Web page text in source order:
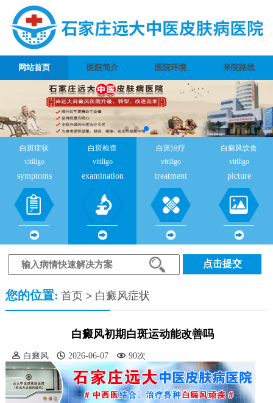
网站首页 医院简介 医院环境 来院路线
白斑症状
vitiligo
symptoms
白斑检查
vitiligo
examination
白斑治疗
vitiligo
treatment
白癜风饮食
vitiligo
picture
点击提交
您的位置: 首页> 白癜风症状
白癜风初期白斑运动能改善吗
白癜风 2026-06-07 90次